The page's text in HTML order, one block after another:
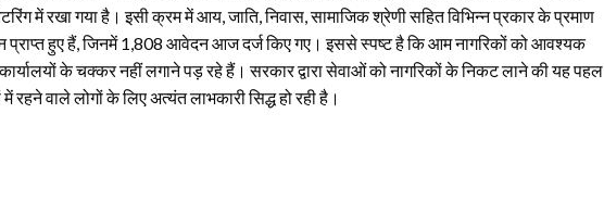
में रखा गया है। इसी क्रम में आय, जाति, निवास, सामाजिक श्रेणी सहित विभिन्न प्रकार के प्रमाण
हुए हैं, जिनमें 1,808 आवेदन आज दर्ज किए गए। इससे स्पष्ट है कि आम नागरिकों को आवश्यक
के चक्कर नहीं लगाने पड़ रहे हैं। सरकार द्वारा सेवाओं को नागरिकों के निकट लाने की यह पहल
वाले लोगों के लिए अत्यंत लाभकारी सिद्ध हो रही है।